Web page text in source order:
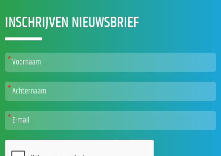
INSCHRIJVEN NIEUWSBRIEF